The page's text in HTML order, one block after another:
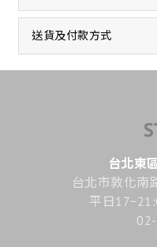
送貨及付款方式
台北東
台北市敦化南
平日